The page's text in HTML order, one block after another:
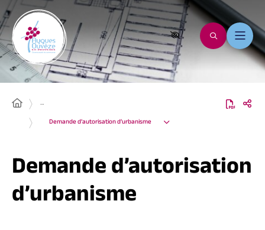
…
Demande d’autorisation d’urbanisme
Demande d’autorisation
d’urbanisme